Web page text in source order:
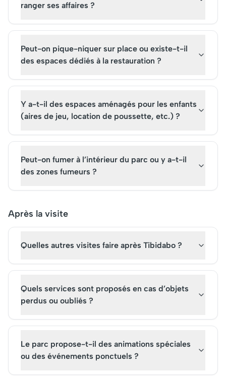
ranger ses affaires ?
Peut-on pique-niquer sur place ou existe-t-il
des espaces dédiés à la restauration ?
Y a-t-il des espaces aménagés pour les enfants
(aires de jeu, location de poussette, etc.) ?
Peut-on fumer à l’intérieur du parc ou y a-t-il
des zones fumeurs ?
Après la visite
Quelles autres visites faire après Tibidabo ?
Quels services sont proposés en cas d’objets
perdus ou oubliés ?
Le parc propose-t-il des animations spéciales
ou des événements ponctuels ?